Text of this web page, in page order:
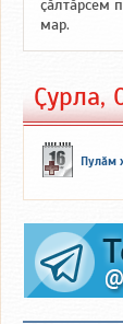
ҫӑлтӑрсем
мар.
Ҫурла,
Пулӑм